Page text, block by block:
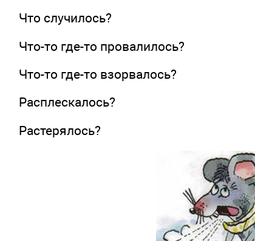
Что случилось?
Что-то где-то провалилось?
Что-то где-то взорвалось?
Расплескалось?
Растерялось?